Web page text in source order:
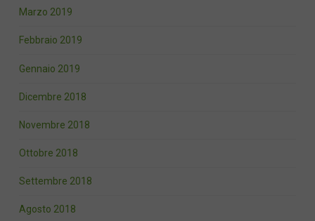
Marzo 2019
Febbraio 2019
Gennaio 2019
Dicembre 2018
Novembre 2018
Ottobre 2018
Settembre 2018
Agosto 2018